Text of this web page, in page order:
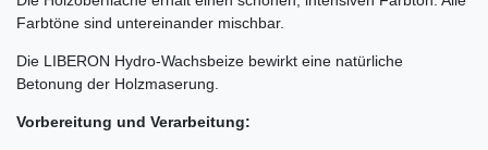
Farbtöne sind untereinander mischbar.
Die LIBERON Hydro-Wachsbeize bewirkt eine natürliche
Betonung der Holzmaserung.
Vorbereitung und Verarbeitung: